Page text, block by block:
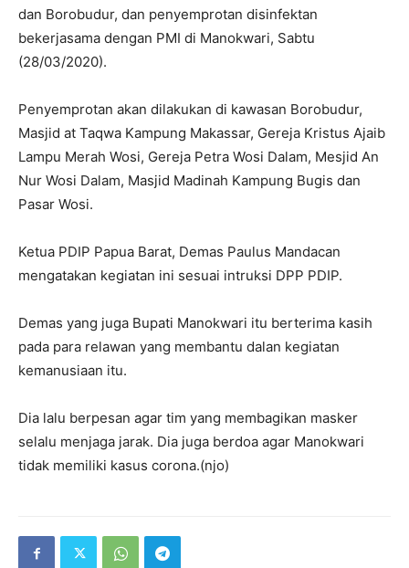
dan Borobudur, dan penyemprotan disinfektan
bekerjasama dengan PMI di Manokwari, Sabtu
(28/03/2020).
Penyemprotan akan dilakukan di kawasan Borobudur,
Masjid at Taqwa Kampung Makassar, Gereja Kristus Ajaib
Lampu Merah Wosi, Gereja Petra Wosi Dalam, Mesjid An
Nur Wosi Dalam, Masjid Madinah Kampung Bugis dan
Pasar Wosi.
Ketua PDIP Papua Barat, Demas Paulus Mandacan
mengatakan kegiatan ini sesuai intruksi DPP PDIP.
Demas yang juga Bupati Manokwari itu berterima kasih
pada para relawan yang membantu dalan kegiatan
kemanusiaan itu.
Dia lalu berpesan agar tim yang membagikan masker
selalu menjaga jarak. Dia juga berdoa agar Manokwari
tidak memiliki kasus corona.(njo)